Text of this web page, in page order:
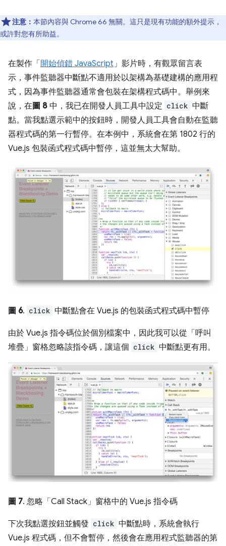
注意： 本節內容與 Chrome 66 無關。這只是現有功能的額外提示，
或許對您有所助益。
在製作「開始偵錯 JavaScript 」影片時，有觀眾留言表
示，事件監聽器中斷點不適用於以架構為基礎建構的應用程
式，因為事件監聽器通常會包裝在架構程式碼中。舉例來
說，在 圖 8 中，我已在開發人員工具中設定 click 中斷
點。當我點選示範中的按鈕時，開發人員工具會自動在監聽
器程式碼的第一行暫停。在本例中，系統會在第 1802 行的
Vue.js 包裝函式程式碼中暫停，這並無太大幫助。
圖 6. click 中斷點會在 Vue.js 的包裝函式程式碼中暫停
由於 Vue.js 指令碼位於個別檔案中，因此我可以從「呼叫
堆疊」 窗格忽略該指令碼，讓這個 click 中斷點更有用。
圖 7. 忽略「Call Stack」 窗格中的 Vue.js 指令碼
下次我點選按鈕並觸發 click 中斷點時，系統會執行
Vue.js 程式碼，但不會暫停，然後會在應用程式監聽器的第